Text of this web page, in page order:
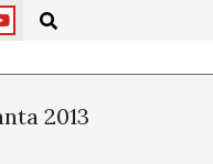
Search
2013